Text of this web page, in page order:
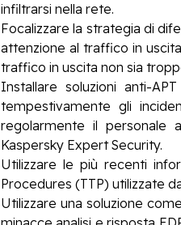
infiltrarsi nella rete.
Focalizzare la strategia di
attenzione al traffico in
traffico in uscita non sia
Installare soluzioni anti-
tempestivamente gli
regolarmente il personale
Kaspersky Expert Security.
Utilizzare le più recenti
Procedures (TTP) utilizzate
Utilizzare una soluzione